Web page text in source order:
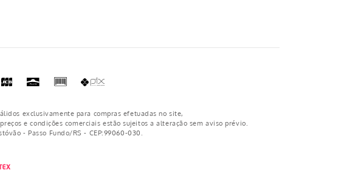
exclusivamente para compras efetuadas no site,
e condições comerciais estão sujeitos a alteração sem aviso prévio.
- Passo Fundo/RS - CEP:99060-030.